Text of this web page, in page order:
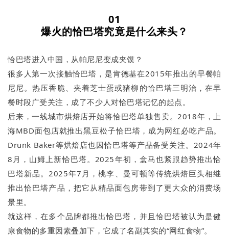
01
爆火的恰巴塔究竟是什么来头？
恰巴塔进入中国，从帕尼尼变成夹馍？
很多人第一次接触恰巴塔，是肯德基在2015年推出的早餐帕
尼尼。热压香脆、夹着芝士蛋或猪柳的恰巴塔三明治，在早
餐时段广受关注，成了不少人对恰巴塔记忆的起点。
后来，一线城市烘焙店开始将恰巴塔单独售卖。2018年，上
海MBD面包店就推出黑豆松子恰巴塔，成为网红必吃产品。
Drunk Baker等烘焙店也因恰巴塔等产品备受关注。2024年
8月，山姆上新恰巴塔。2025年初，盒马也紧跟趋势推出恰
巴塔新品。2025年7月，桃李、曼可顿等传统烘焙巨头相继
推出恰巴塔产品，把它从精品面包房带到了更大众的消费场
景里。
就这样，在多个品牌都推出恰巴塔，并且恰巴塔被认为是健
康食物的多重因素叠加下，它成了名副其实的“网红食物”。